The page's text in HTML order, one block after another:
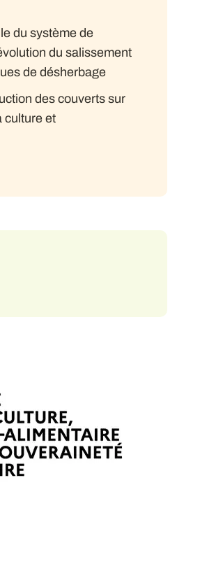
du système de
du salissement
de désherbage
des couverts sur
culture et